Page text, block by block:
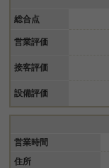
総合点
営業評価
接客評価
設備評価
営業時間
住所